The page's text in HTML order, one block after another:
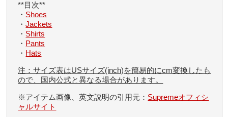
**目次**
・ Shoes
・Jackets
・ Shirts
・ Pants
・ Hats
注：サイズ表はUSサイズ(inch)を簡易的にcm変換したも
ので、国内公式と異なる場合があります。
※アイテム画像、英文説明の引用元： Supremeオフィシ
ャルサイト